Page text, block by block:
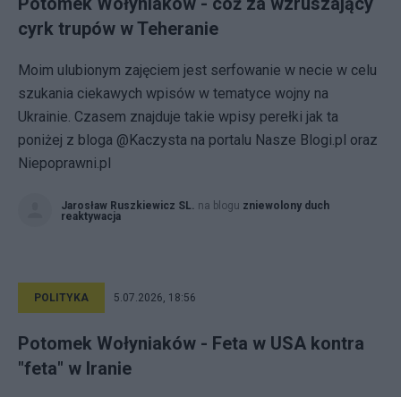
cyrk trupów w Teheranie
Moim ulubionym zajęciem jest serfowanie w necie w celu
szukania ciekawych wpisów w tematyce wojny na
Ukrainie. Czasem znajduje takie wpisy perełki jak ta
poniżej z bloga @Kaczysta na portalu Nasze Blogi.pl oraz
Niepoprawni.pl
Jarosław Ruszkiewicz SL. na blogu zniewolony duch
reaktywacja
POLITYKA 5.07.2026, 18:56
Potomek Wołyniaków - Feta w USA kontra
"feta" w Iranie